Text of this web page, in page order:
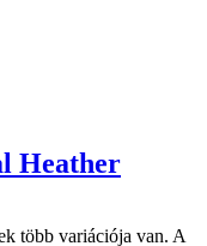
Heather
több variációja van. A